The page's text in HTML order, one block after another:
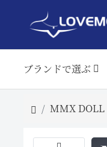
ブランドで選ぶ
MMX DOLL